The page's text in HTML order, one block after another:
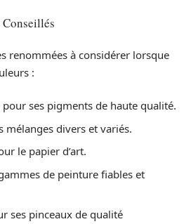
renommées à considérer lorsque
:
pour ses pigments de haute qualité.
mélanges divers et variés.
le papier d’art.
de peinture fiables et
ses pinceaux de qualité